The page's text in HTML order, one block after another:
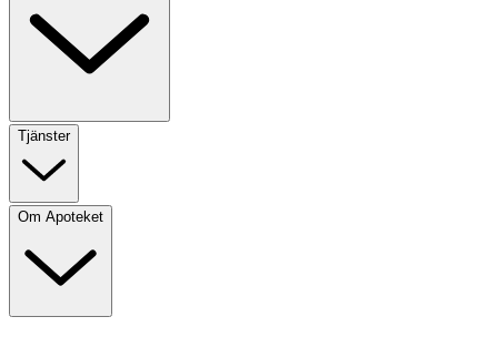
Tjänster
Om Apoteket